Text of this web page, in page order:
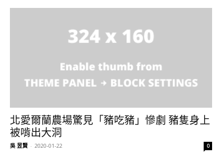
北愛爾蘭農場驚見「豬吃豬」慘劇 豬隻身上
被啃出大洞
吳 昱賢 - 2020-01-22 0